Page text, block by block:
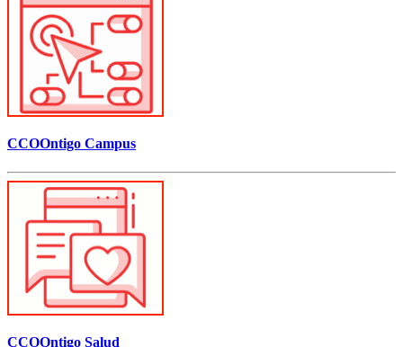
CCOOntigo Campus
CCOOntigo Salud